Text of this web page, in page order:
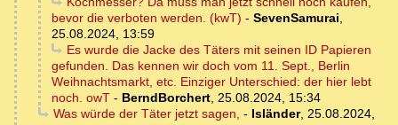
bevor die verboten werden. (kwT) - SevenSamurai,
25.08.2024, 13:59
Es wurde die Jacke des Täters mit seinen ID Papieren
gefunden. Das kennen wir doch vom 11. Sept., Berlin
Weihnachtsmarkt, etc. Einziger Unterschied: der hier lebt
noch. owT - BerndBorchert, 25.08.2024, 15:34
Was würde der Täter jetzt sagen, - Isländer, 25.08.2024,